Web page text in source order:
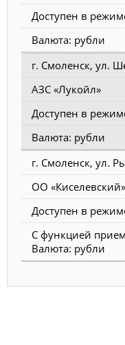
Доступен в
Валюта: рубли
г. Смоленск, ул.
АЗС «Лукойл»
Доступен в
Валюта: рубли
г. Смоленск, ул.
ОО «Киселевский»
Доступен в
С функцией
Валюта: рубли